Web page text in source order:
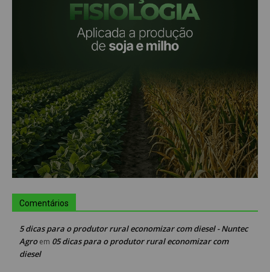
Comentários
5 dicas para o produtor rural economizar com diesel - Nuntec
Agroem 05 dicas para o produtor rural economizar com
diesel